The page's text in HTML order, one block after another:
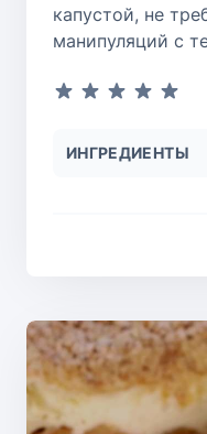
капустой, не
манипуляций с
ИНГРЕДИЕНТЫ